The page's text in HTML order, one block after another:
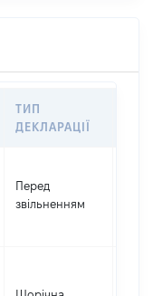
ТИП
ДЕКЛАРАЦІЇ
Перед
звільненням